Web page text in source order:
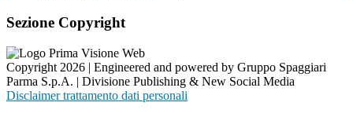
Sezione Copyright
Copyright 2026 | Engineered and powered by Gruppo Spaggiari
Parma S.p.A. | Divisione Publishing & New Social Media
Disclaimer trattamento dati personali